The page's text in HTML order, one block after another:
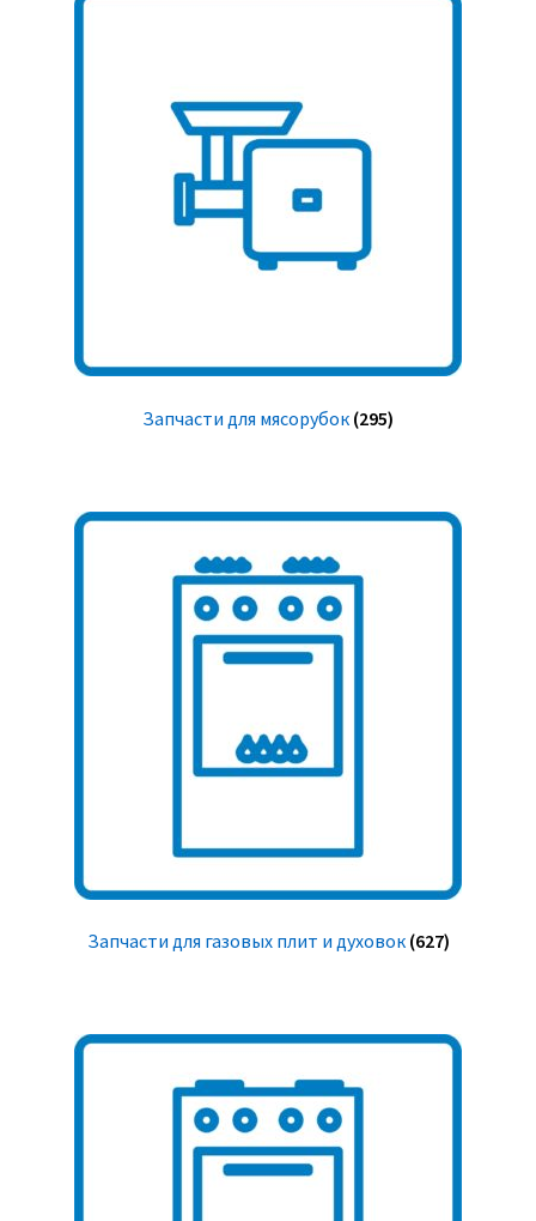
Запчасти для мясорубок (295)
Запчасти для газовых плит и духовок (627)